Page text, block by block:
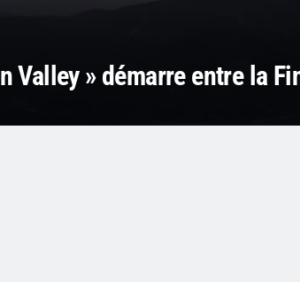
Valley » démarre entre la